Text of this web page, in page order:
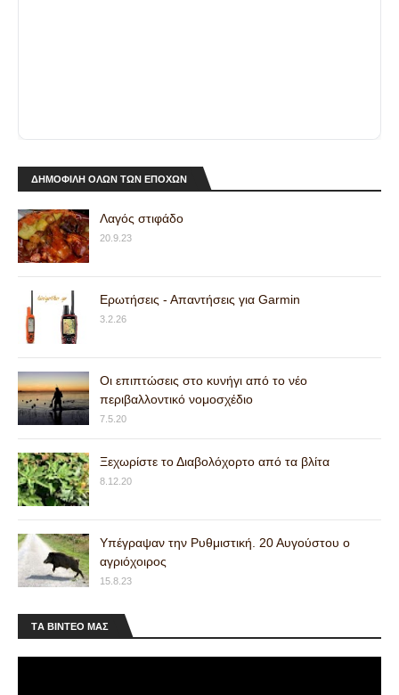
ΔΗΜΟΦΙΛΗ ΟΛΩΝ ΤΩΝ ΕΠΟΧΩΝ
Λαγός στιφάδο
20.9.23
Ερωτήσεις - Απαντήσεις για Garmin
3.2.26
Οι επιπτώσεις στο κυνήγι από το νέο
περιβαλλοντικό νομοσχέδιο
7.5.20
Ξεχωρίστε το Διαβολόχορτο από τα βλίτα
8.12.20
Υπέγραψαν την Ρυθμιστική. 20 Αυγούστου ο
αγριόχοιρος
15.8.23
ΤA ΒΙΝΤΕΟ MAΣ